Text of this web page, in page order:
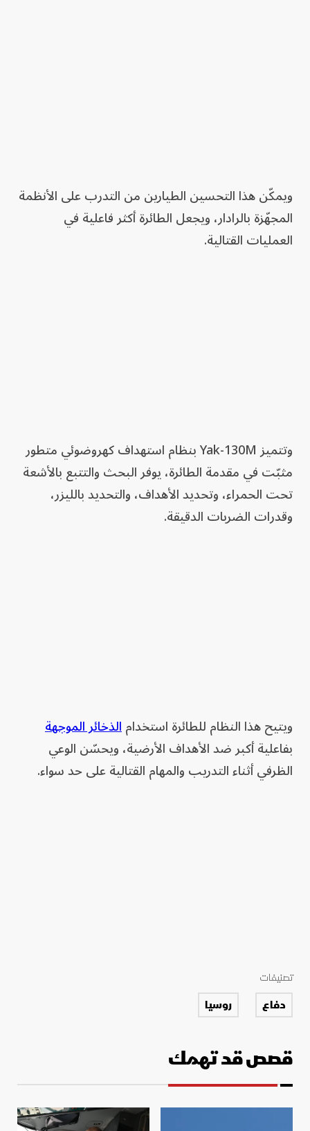
ويمكّن هذا التحسين الطيارين من التدرب على الأنظمة
المجهّزة بالرادار، ويجعل الطائرة أكثر فاعلية في
العمليات القتالية.
وتتميز Yak-130M بنظام استهداف كهروضوئي متطور
مثبّت في مقدمة الطائرة، يوفر البحث والتتبع بالأشعة
تحت الحمراء، وتحديد الأهداف، والتحديد بالليزر،
وقدرات الضربات الدقيقة.
ويتيح هذا النظام للطائرة استخدامالذخائر الموجهة
بفاعلية أكبر ضد الأهداف الأرضية، ويحسّن الوعي
الظرفي أثناء التدريب والمهام القتالية على حد سواء.
تصنيفات
دفاع روسيا
قصص قد تهمك